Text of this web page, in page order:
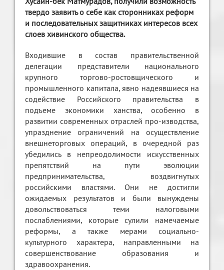
твердо заявить о себе как сторонниках реформ
и последовательных защитниках интересов всех
слоев хивинского общества.
Входившие в состав правительственной
делегации представители национального
крупного торгово-ростовщического и
промышленного капитала, явно надеявшиеся на
содействие Российского правительства в
подъеме экономики ханства, особенно в
развитии современных отраслей про-изводства,
упразднение ограничений на осуществление
внешнеторговых операций, в очередной раз
убедились в непреодолимости искусственных
препятствий на пути эволюции
предпринимательства, воздвигнутых
российскими властями. Они не достигли
ожидаемых результатов и были вынуждены
довольствоваться теми налоговыми
послаблениями, которые сулили намечаемые
реформы, а также мерами социально-
культурного характера, направленными на
совершенствование образования и
здравоохранения.